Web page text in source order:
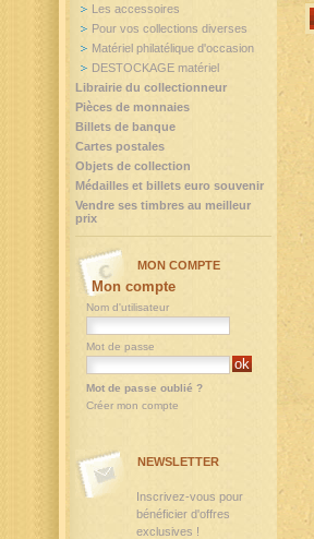
Les accessoires
Pour vos collections diverses
Matériel philatélique d'occasion
DESTOCKAGE matériel
Librairie du collectionneur
Pièces de monnaies
Billets de banque
Cartes postales
Objets de collection
Médailles et billets euro souvenir
Vendre ses timbres au meilleur
prix
MON COMPTE
Mon compte
Nom d'utilisateur
Mot de passe
Mot de passe oublié ?
Créer mon compte
NEWSLETTER
Inscrivez-vous pour
bénéficier d'offres
exclusives !